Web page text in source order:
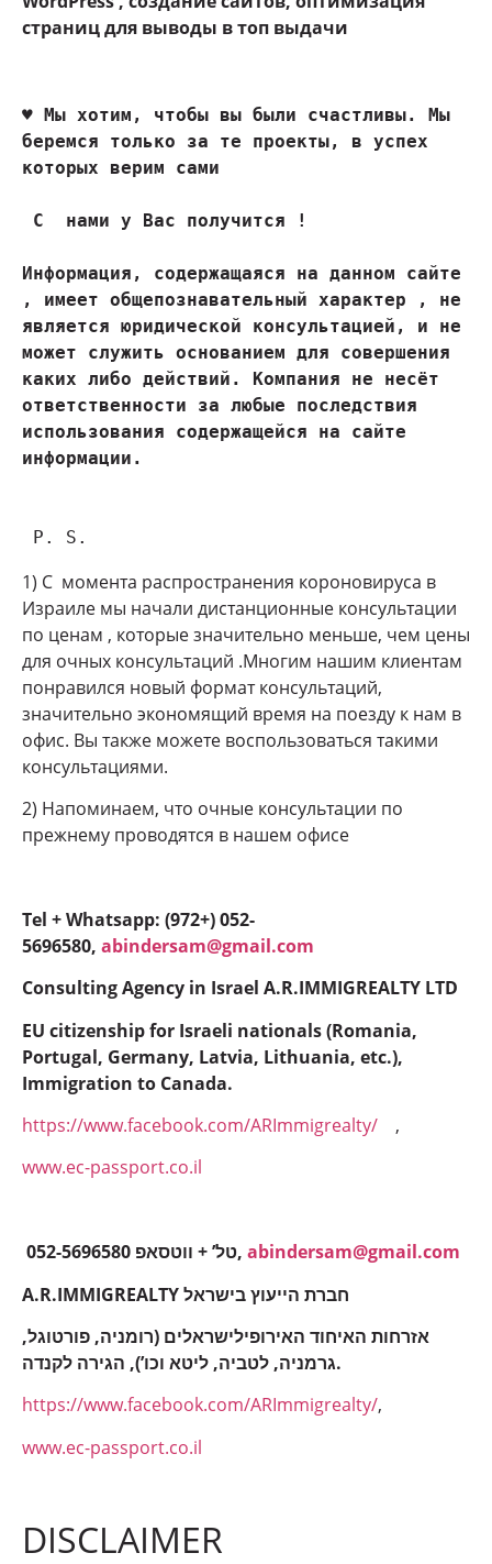
страниц для выводы в топ выдачи
♥ Мы хотим, чтобы вы были счастливы. Мы
беремся только за те проекты, в успех
которых верим сами
С  нами у Вас получится !
Информация, содержащаяся на данном сайте
, имеет общепознавательный характер , не
является юридической консультацией, и не
может служить основанием для совершения
каких либо действий. Компания не несёт
ответственности за любые последствия
использования содержащейся на сайте
P. S.
1) С момента распространения короновируса в
Израиле мы начали дистанционные консультации
по ценам , которые значительно меньше, чем цены
для очных консультаций .Многим нашим клиентам
понравился новый формат консультаций,
значительно экономящий время на поезду к нам в
офис. Вы также можете воспользоваться такими
консультациями.
2) Напоминаем, что очные консультации по
прежнему проводятся в нашем офисе
Tel + Whatsapp: (972+) 052-
5696580, abindersam@gmail.com
Consulting Agency in Israel A.R.IMMIGREALTY LTD
EU citizenship for Israeli nationals (Romania,
Portugal, Germany, Latvia, Lithuania, etc.),
Immigration to Canada.
https://www.facebook.com/ARImmigrealty/ ,
www.ec-passport.co.il
052-5696580 טל’ + ווטסאפ, abindersam@gmail.com
A.R.IMMIGREALTY חברת הייעוץ בישראל
אזרחות האיחוד האירופילישראלים (רומניה, פורטוגל,
גרמניה, לטביה, ליטא וכו’), הגירה לקנדה.
https://www.facebook.com/ARImmigrealty/,
www.ec-passport.co.il
DISCLAIMER